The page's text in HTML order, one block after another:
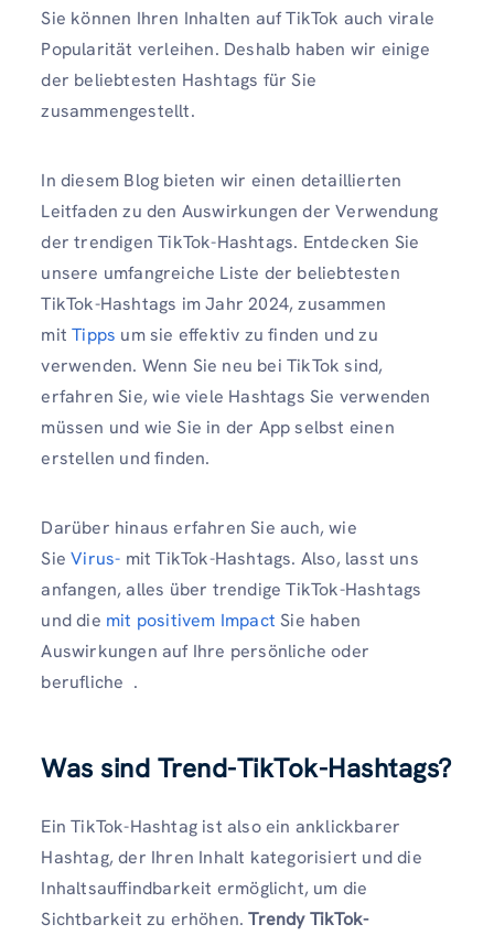
Sie können Ihren Inhalten auf TikTok auch virale
Popularität verleihen. Deshalb haben wir einige
der beliebtesten Hashtags für Sie
zusammengestellt.
In diesem Blog bieten wir einen detaillierten
Leitfaden zu den Auswirkungen der Verwendung
der trendigen TikTok-Hashtags. Entdecken Sie
unsere umfangreiche Liste der beliebtesten
TikTok-Hashtags im Jahr 2024, zusammen
mitTipps um sie effektiv zu finden und zu
verwenden. Wenn Sie neu bei TikTok sind,
erfahren Sie, wie viele Hashtags Sie verwenden
müssen und wie Sie in der App selbst einen
erstellen und finden.
Darüber hinaus erfahren Sie auch, wie
SieVirus- mit TikTok-Hashtags. Also, lasst uns
anfangen, alles über trendige TikTok-Hashtags
und die mit positivem ImpactSie haben
Auswirkungen auf Ihre persönliche oder
berufliche .
Was sind Trend-TikTok-Hashtags?
Ein TikTok-Hashtag ist also ein anklickbarer
Hashtag, der Ihren Inhalt kategorisiert und die
Inhaltsauffindbarkeit ermöglicht, um die
Sichtbarkeit zu erhöhen.Trendy TikTok-